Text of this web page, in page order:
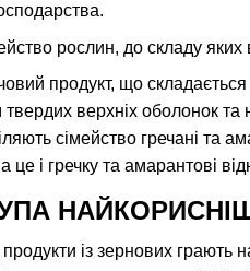
рослин, до складу
продукт, що
верхніх оболонок та
сімейство гречані та
це і гречку та амарантові
із зернових грають